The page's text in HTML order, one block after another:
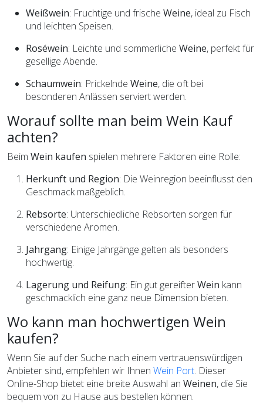
Weißwein: Fruchtige und frische Weine, ideal zu Fisch
und leichten Speisen.
Roséwein: Leichte und sommerliche Weine, perfekt für
gesellige Abende.
Schaumwein: Prickelnde Weine, die oft bei
besonderen Anlässen serviert werden.
Worauf sollte man beim Wein Kauf
achten?
Beim Wein kaufen spielen mehrere Faktoren eine Rolle:
Herkunft und Region: Die Weinregion beeinflusst den
Geschmack maßgeblich.
Rebsorte: Unterschiedliche Rebsorten sorgen für
verschiedene Aromen.
Jahrgang: Einige Jahrgänge gelten als besonders
hochwertig.
Lagerung und Reifung: Ein gut gereifterWein kann
geschmacklich eine ganz neue Dimension bieten.
Wo kann man hochwertigen Wein
kaufen?
Wenn Sie auf der Suche nach einem vertrauenswürdigen
Anbieter sind, empfehlen wir Ihnen Wein Port. Dieser
Online-Shop bietet eine breite Auswahl an Weinen, die Sie
bequem von zu Hause aus bestellen können.